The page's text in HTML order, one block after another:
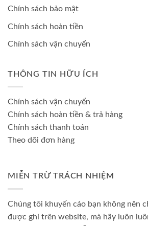
Chính sách bảo mật
Chính sách hoàn tiền
Chính sách vận chuyển
THÔNG TIN HỮU ÍCH
Chính sách vận chuyển
Chính sách hoàn tiền & trả hàng
Chính sách thanh toán
Theo dõi đơn hàng
MIỄN TRỪ TRÁCH NHIỆM
Chúng tôi khuyến cáo bạn không nên
được ghi trên website, mà hãy luôn